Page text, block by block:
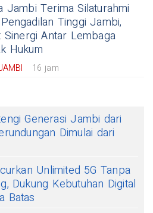
Jambi Terima Silaturahmi
Tinggi Jambi,
Sinergi Antar Lembaga
Hukum
16 jam
Generasi Jambi dari
Dimulai dari
Unlimited 5G Tanpa
Dukung Kebutuhan Digital
Batas